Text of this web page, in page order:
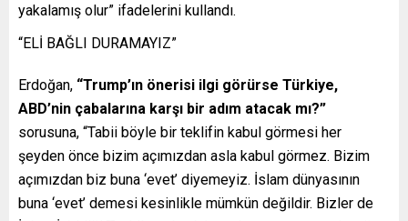
yakalamış olur” ifadelerini kullandı.
“ELİ BAĞLI DURAMAYIZ”
Erdoğan, “Trump’ın önerisi ilgi görürse Türkiye,
ABD’nin çabalarına karşı bir adım atacak mı?”
sorusuna, “Tabii böyle bir teklifin kabul görmesi her
şeyden önce bizim açımızdan asla kabul görmez. Bizim
açımızdan biz buna ‘evet’ diyemeyiz. İslam dünyasının
buna ‘evet’ demesi kesinlikle mümkün değildir. Bizler de